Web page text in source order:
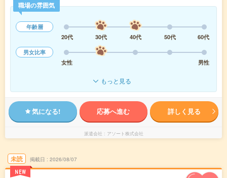
職場の雰囲気
年齢層
20代
30代 40代 50代
60代
男女比率
女性
男性
もっと見る
気になる! 応募へ進む 詳しく見る
派遣会社 アソート株式会社
未読
NEW
掲載日 2026/08/07